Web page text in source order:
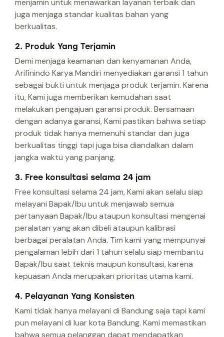
menjamin untuk menawarkan layanan terbaik dan
juga menjaga standar kualitas bahan yang
berkualitas.
2. Produk Yang Terjamin
Demi menjaga keamanan dan kenyamanan Anda,
Arifinindo Karya Mandiri menyediakan garansi 1 tahun
sebagai bukti untuk menjaga produk terjamin. Karena
itu, Kami juga memberikan kemudahan saat
melakukan pengajuan garansi produk. Bersamaan
dengan adanya garansi, Kami pastikan bahwa setiap
produk tidak hanya memenuhi standar dan juga
berkualitas tinggi tapi juga bisa diandalkan dalam
jangka waktu yang panjang.
3. Free konsultasi selama 24 jam
Free konsultasi selama 24 jam, Kami akan selalu siap
melayani Bapak/Ibu untuk menjawab semua
pertanyaan Bapak/Ibu ataupun konsultasi mengenai
peralatan yang akan dibeli ataupun kalibrasi
berbagai peralatan Anda. Tim kami yang mempunyai
pengalaman lebih dari 1 tahun selalu siap membantu
Bapak/Ibu saat teknis maupun konsultasi, karena
kepuasan Anda merupakan prioritas utama kami.
4. Pelayanan Yang Konsisten
Kami tidak hanya melayani di Bandung saja tapi kami
pun melayani di luar kota Bandung. Kami memastikan